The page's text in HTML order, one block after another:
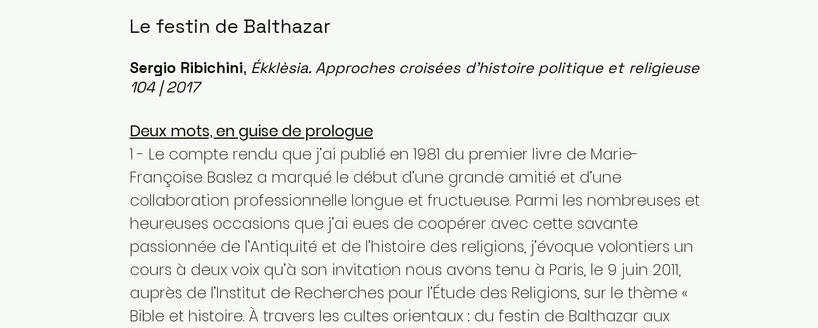
Le festin de Balthazar
Sergio Ribichini, Ékklèsia. Approches croisées d’histoire politique et religieuse
104 | 2017
Deux mots, en guise de prologue
1 - Le compte rendu que j’ai publié en 1981 du premier livre de Marie-
Françoise Baslez a marqué le début d’une grande amitié et d’une
collaboration professionnelle longue et fructueuse. Parmi les nombreuses et
heureuses occasions que j’ai eues de coopérer avec cette savante
passionnée de l’Antiquité et de l’histoire des religions, j’évoque volontiers un
cours à deux voix qu’à son invitation nous avons tenu à Paris, le 9 juin 2011,
auprès de l’Institut de Recherches pour l’Étude des Religions, sur le thème «
Bible et histoire. À travers les cultes orientaux : du festin de Balthazar aux